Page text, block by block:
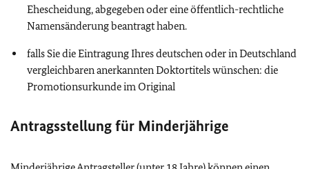
Ehescheidung, abgegeben oder eine öffentlich-rechtliche
Namensänderung beantragt haben.
falls Sie die Eintragung Ihres deutschen oder in Deutschland
vergleichbaren anerkannten Doktortitels wünschen: die
Promotionsurkunde im Original
Antragsstellung für Minderjährige